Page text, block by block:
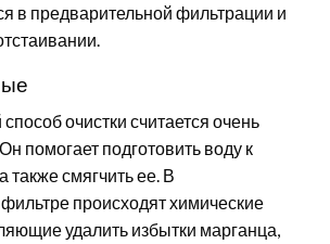
в предварительной фильтрации и
очистки считается очень
помогает подготовить воду к
также смягчить ее. В
происходят химические
удалить избытки марганца,